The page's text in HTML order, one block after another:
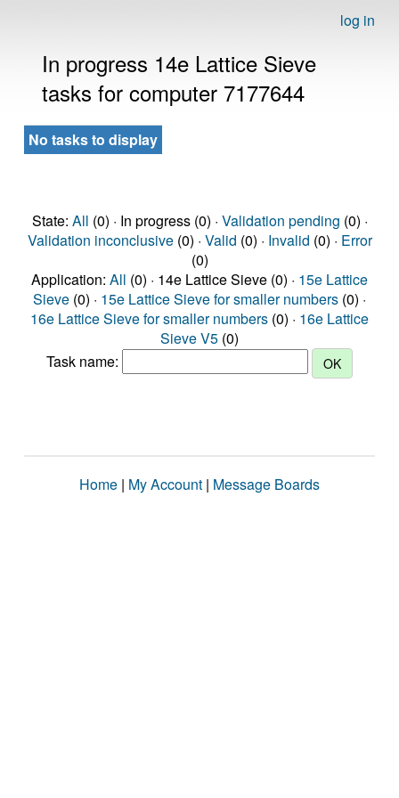
log in
In progress 14e Lattice Sieve
tasks for computer 7177644
No tasks to display
State: All (0) · In progress (0) · Validation pending (0) ·
Validation inconclusive(0) · Valid (0) · Invalid (0) · Error
(0)
Application: All (0) · 14e Lattice Sieve (0) · 15e Lattice
Sieve (0) · 15e Lattice Sieve for smaller numbers (0) ·
16e Lattice Sieve for smaller numbers (0) · 16e Lattice
Sieve V5 (0)
Task name:
Home | My Account | Message Boards